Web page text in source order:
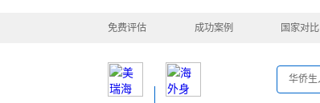
免费评估 成功案例 国家对比